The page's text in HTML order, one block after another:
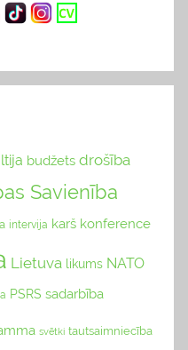
budžets drošība
Savienība
intervija karš konference
Lietuva likums NATO
PSRS sadarbība
svētki tautsaimniecība